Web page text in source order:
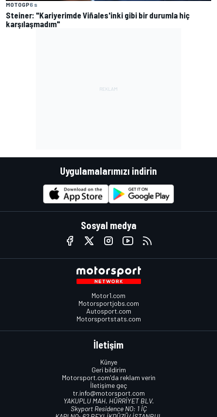
MOTOGP6 s
Steiner: "Kariyerimde Viñales'inki gibi bir durumla hiç
karşılaşmadım"
Uygulamalarımızı indirin
Sosyal medya
Motor1.com
Motorsportjobs.com
Autosport.com
Motorsportstats.com
İletişim
Künye
Geri bildirim
Motorsport.com'da reklam verin
İletişime geç
tr.info@motorsport.com
YAKUPLU MAH. HÜRRİYET BLV.
Skyport Residence NO: 1 İÇ